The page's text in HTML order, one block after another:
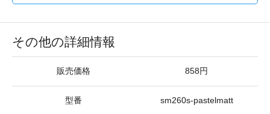
その他の詳細情報
販売価格 858円
型番 sm260s-pastelmatt